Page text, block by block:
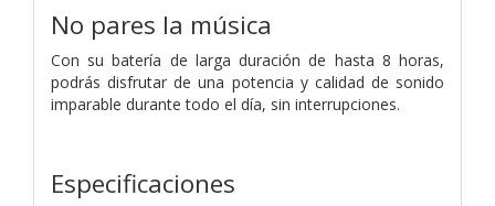
No pares la música
Con su batería de larga duración de hasta 8 horas,
podrás disfrutar de una potencia y calidad de sonido
imparable durante todo el día, sin interrupciones.
Especificaciones